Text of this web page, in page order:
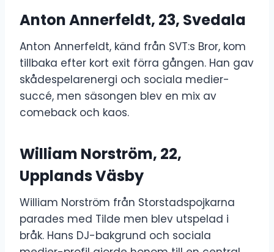
Anton Annerfeldt, 23, Svedala
Anton Annerfeldt, känd från SVT:s Bror, kom
tillbaka efter kort exit förra gången. Han gav
skådespelarenergi och sociala medier-
succé, men säsongen blev en mix av
comeback och kaos.
William Norström, 22,
Upplands Väsby
William Norström från Storstadspojkarna
parades med Tilde men blev utspelad i
bråk. Hans DJ-bakgrund och sociala